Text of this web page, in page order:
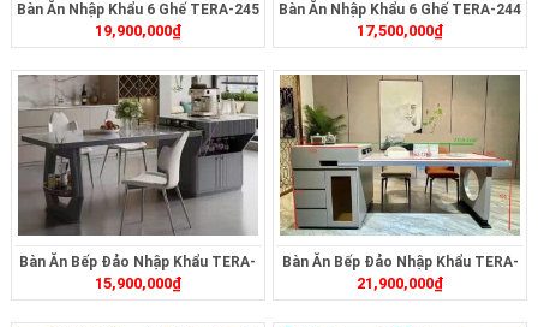
Bàn Ăn Nhập Khẩu 6 Ghế TERA-245
19,900,000₫
Bàn Ăn Nhập Khẩu 6 Ghế TERA-244
17,500,000₫
Bàn Ăn Bếp Đảo Nhập Khẩu TERA-
495
15,900,000₫
Bàn Ăn Bếp Đảo Nhập Khẩu TERA-
498
21,900,000₫